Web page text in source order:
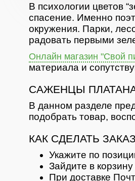
В психологии цветов
спасение. Именно
окружения. Парки,
радовать первыми
Онлайн магазин "Свой
материала и
САЖЕНЦЫ
В данном разделе
подобрать товар,
КАК СДЕЛАТЬ
Укажите по
Зайдите в
При доставке